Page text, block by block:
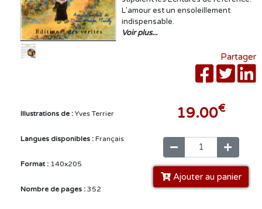
L'amour est un ensoleillement
indispensable.
Voir plus...
Partager
Illustrations de : Yves Terrier
Langues disponibles : Français
Format : 140x205
Nombre de pages : 352
19.00€
Ajouter au panier